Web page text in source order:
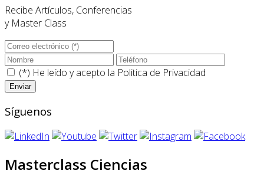
Recibe Artículos, Conferencias
y Master Class
(*) He leído y acepto la Politica de Privacidad
Síguenos
Masterclass Ciencias